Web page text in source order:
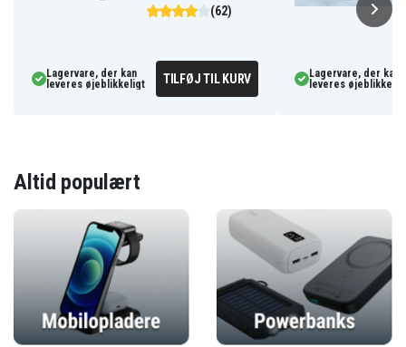
(62)
Lagervare, der kan
leveres øjeblikkeligt
TILFØJ TIL KURV
Lagervare, der kan
leveres
Altid populært